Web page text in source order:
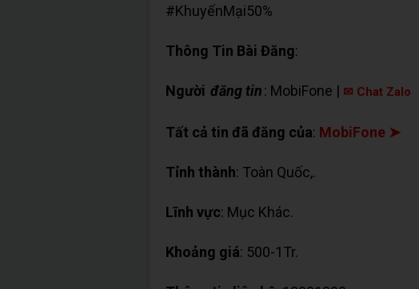
#KhuyếnMại50%
Thông Tin Bài Đăng:
Người đăng tin: MobiFone | ✉ Chat Zalo
Tất cả tin đã đăng của: MobiFone ➤
Tỉnh thành: Toàn Quốc,.
Lĩnh vực: Mục Khác.
Khoảng giá: 500-1Tr.